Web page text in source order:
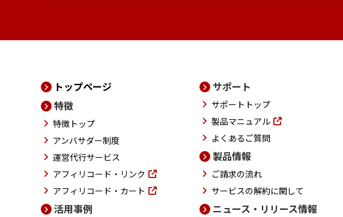
トップページ
特徴
特徴トップ
アンバサダー制度
運営代行サービス
アフィリコード・リンク
アフィリコード・カート
活用事例
サポート
サポートトップ
製品マニュアル
よくあるご質問
製品情報
ご請求の流れ
サービスの解約に関して
ニュース・リリース情報